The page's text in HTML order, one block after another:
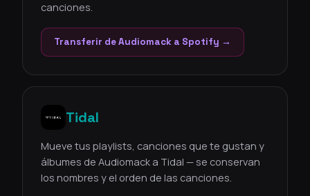
canciones.
Transferir de Audiomack a Spotify →
Tidal
Mueve tus playlists, canciones que te gustan y
álbumes de Audiomack a Tidal — se conservan
los nombres y el orden de las canciones.